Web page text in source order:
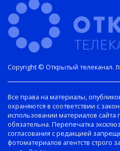
Все права на материалы,
охраняются в соответствии с
использовании материалов сайта
обязательна. Перепечатка
согласования с редакцией
фотоматериалов агентств строго